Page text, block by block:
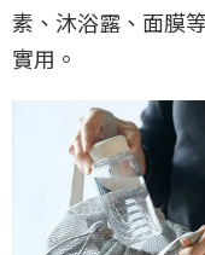
素、沐浴露、面膜
實用。